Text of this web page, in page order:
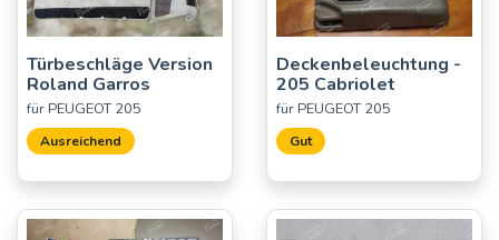
Türbeschläge Version
Roland Garros
für PEUGEOT 205
Ausreichend
Deckenbeleuchtung -
205 Cabriolet
für PEUGEOT 205
Gut